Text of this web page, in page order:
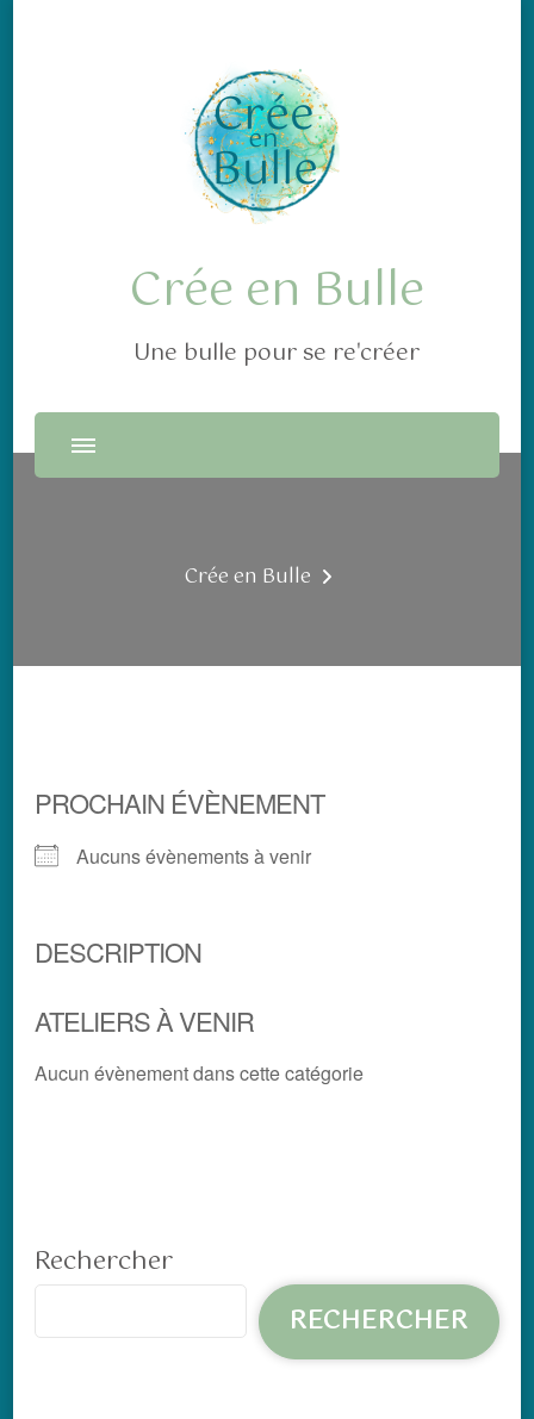
Crée en Bulle
Une bulle pour se re'créer
Crée en Bulle
PROCHAIN ÉVÈNEMENT
Aucuns évènements à venir
DESCRIPTION
ATELIERS À VENIR
Aucun évènement dans cette catégorie
Rechercher
RECHERCHER